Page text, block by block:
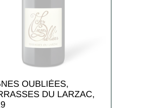
OUBLIÉES,
DU LARZAC,